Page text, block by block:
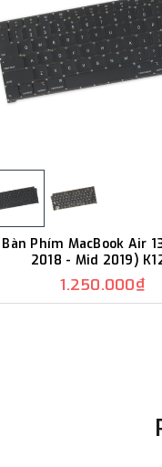
Bàn Phím MacBook Air
2018 - Mid 2019)
1.250.000₫